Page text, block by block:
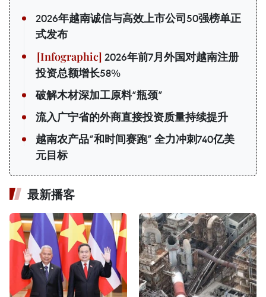
2026年越南诚信与高效上市公司50强榜单正
式发布
2026年前7月外国对越南注册
投资总额增长58%
破解木材深加工原料“瓶颈”
流入广宁省的外商直接投资质量持续提升
越南农产品“和时间赛跑” 全力冲刺740亿美
元目标
最新播客